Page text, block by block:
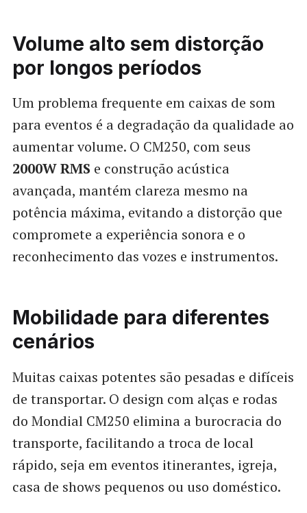
Volume alto sem distorção
por longos períodos
Um problema frequente em caixas de som
para eventos é a degradação da qualidade ao
aumentar volume. O CM250, com seus
2000W RMS e construção acústica
avançada, mantém clareza mesmo na
potência máxima, evitando a distorção que
compromete a experiência sonora e o
reconhecimento das vozes e instrumentos.
Mobilidade para diferentes
cenários
Muitas caixas potentes são pesadas e difíceis
de transportar. O design com alças e rodas
do Mondial CM250 elimina a burocracia do
transporte, facilitando a troca de local
rápido, seja em eventos itinerantes, igreja,
casa de shows pequenos ou uso doméstico.